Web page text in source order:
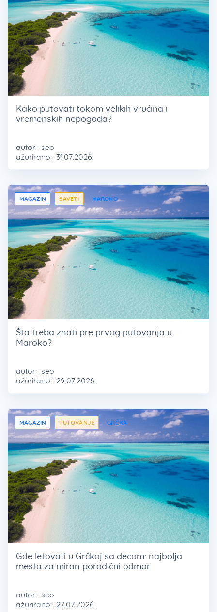
Kako putovati tokom velikih vrućina i
vremenskih nepogoda?
autor: seo
ažurirano: 31.07.2026.
MAGAZIN SAVETI MAROKO
Šta treba znati pre prvog putovanja u
Maroko?
autor: seo
ažurirano: 29.07.2026.
MAGAZIN PUTOVANJE GRČKA
Gde letovati u Grčkoj sa decom: najbolja
mesta za miran porodični odmor
autor: seo
ažurirano: 27.07.2026.